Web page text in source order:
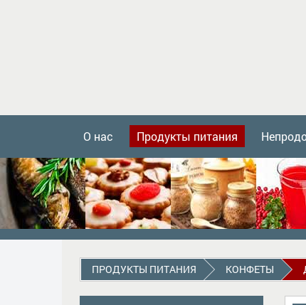
О нас Продукты питания
ПРОДУКТЫ ПИТАНИЯ КОНФЕТЫ